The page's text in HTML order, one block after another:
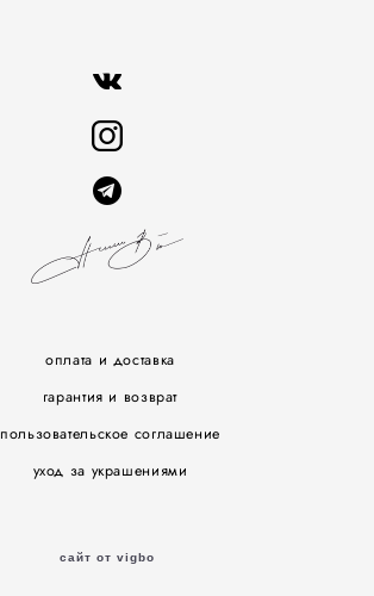
оплата и доставка
гарантия и возврат
пользовательское соглашение
уход за украшениями
сайт от vigbo